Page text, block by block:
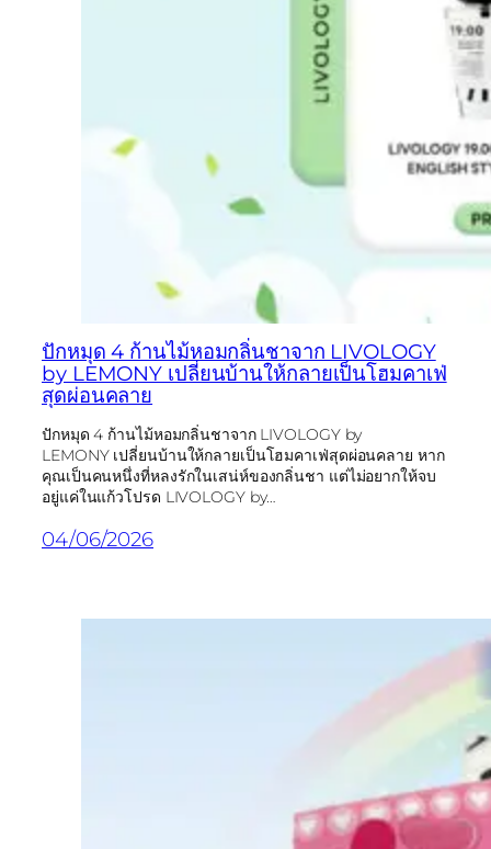
ปักหมุด 4 ก้านไม้หอมกลิ่นชาจาก LIVOLOGY
by LEMONY เปลี่ยนบ้านให้กลายเป็นโฮมคาเฟ่
สุดผ่อนคลาย
ปักหมุด 4 ก้านไม้หอมกลิ่นชาจาก LIVOLOGY by
LEMONY เปลี่ยนบ้านให้กลายเป็นโฮมคาเฟ่สุดผ่อนคลาย หาก
คุณเป็นคนหนึ่งที่หลงรักในเสน่ห์ของกลิ่นชา แต่ไม่อยากให้จบ
อยู่แค่ในแก้วโปรด LIVOLOGY by…
04/06/2026